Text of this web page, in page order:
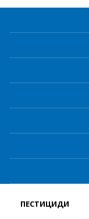
ПЕСТИЦИДИ